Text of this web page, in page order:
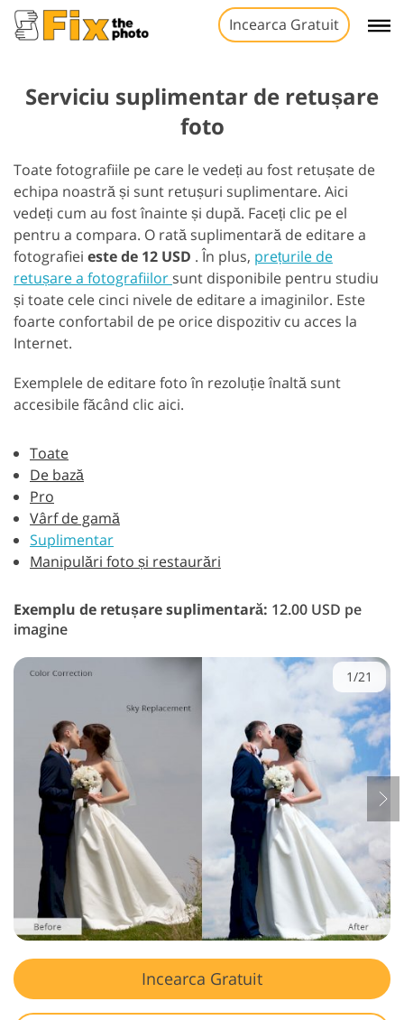
Incearca Gratuit
Serviciu suplimentar de retușare
foto
Toate fotografiile pe care le vedeți au fost retușate de
echipa noastră și sunt retușuri suplimentare. Aici
vedeți cum au fost înainte și după. Faceți clic pe el
pentru a compara. O rată suplimentară de editare a
fotografiei este de 12 USD . În plus, prețurile de
retușare a fotografiilor sunt disponibile pentru studiu
și toate cele cinci nivele de editare a imaginilor. Este
foarte confortabil de pe orice dispozitiv cu acces la
Internet.
Exemplele de editare foto în rezoluție înaltă sunt
accesibile făcând clic aici.
Toate
De bază
Pro
Vârf de gamă
Suplimentar
Manipulări foto și restaurări
Exemplu de retușare suplimentară: 12.00 USD pe
imagine
1/21
Incearca Gratuit